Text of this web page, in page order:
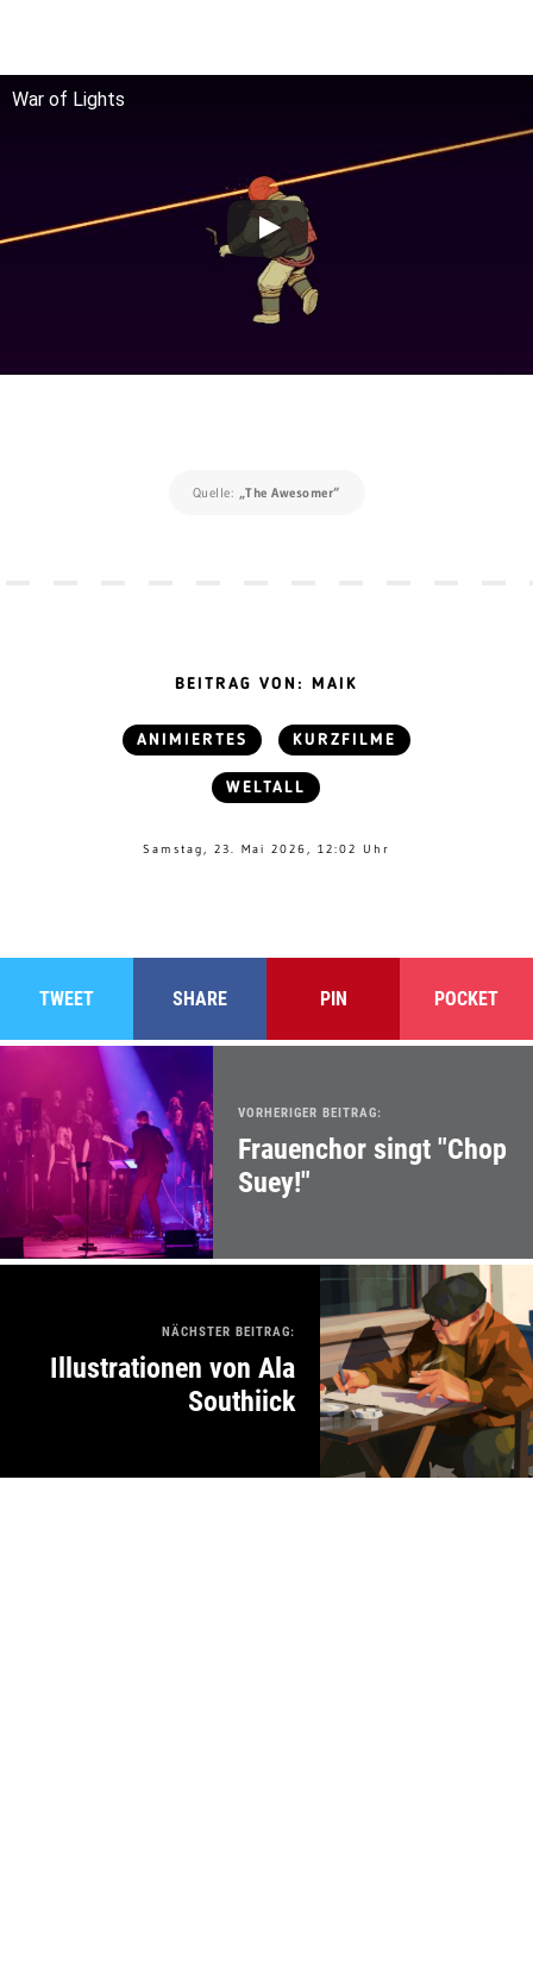
War of Lights
Quelle: „The Awesomer“
BEITRAG VON: MAIK
ANIMIERTES KURZFILME
WELTALL
Samstag, 23. Mai 2026, 12:02 Uhr
TWEET SHARE PIN POCKET
VORHERIGER BEITRAG:
Frauenchor singt "Chop
Suey!"
NÄCHSTER BEITRAG:
Illustrationen von Ala
Southiick